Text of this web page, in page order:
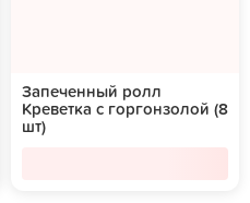
Запеченный ролл
Креветка с горгонзолой (8
шт)